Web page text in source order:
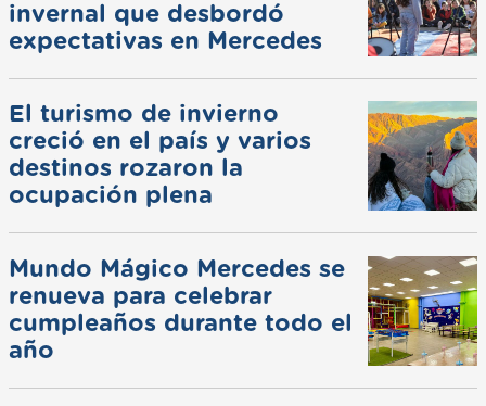
invernal que desbordó
expectativas en Mercedes
El turismo de invierno
creció en el país y varios
destinos rozaron la
ocupación plena
Mundo Mágico Mercedes se
renueva para celebrar
cumpleaños durante todo el
año